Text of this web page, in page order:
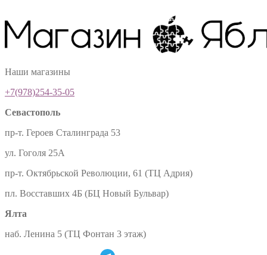
Наши магазины
+7(978)254-35-05
Севастополь
пр-т. Героев Сталинграда 53
ул. Гоголя 25А
пр-т. Октябрьской Революции, 61 (ТЦ Адрия)
пл. Восставших 4Б (БЦ Новый Бульвар)
Ялта
наб. Ленина 5 (ТЦ Фонтан 3 этаж)